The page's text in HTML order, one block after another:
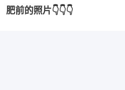
肥前的照片👇👇👇